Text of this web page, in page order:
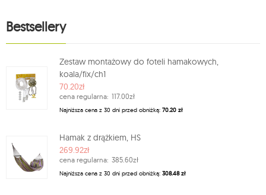
Bestsellery
Zestaw montażowy do foteli hamakowych,
koala/fix/ch1
70.20zł
cena regularna: 117.00zł
Najniższa cena z 30 dni przed obniżką: 70.20 zł
Hamak z drążkiem, HS
269.92zł
cena regularna: 385.60zł
Najniższa cena z 30 dni przed obniżką: 308.48 zł